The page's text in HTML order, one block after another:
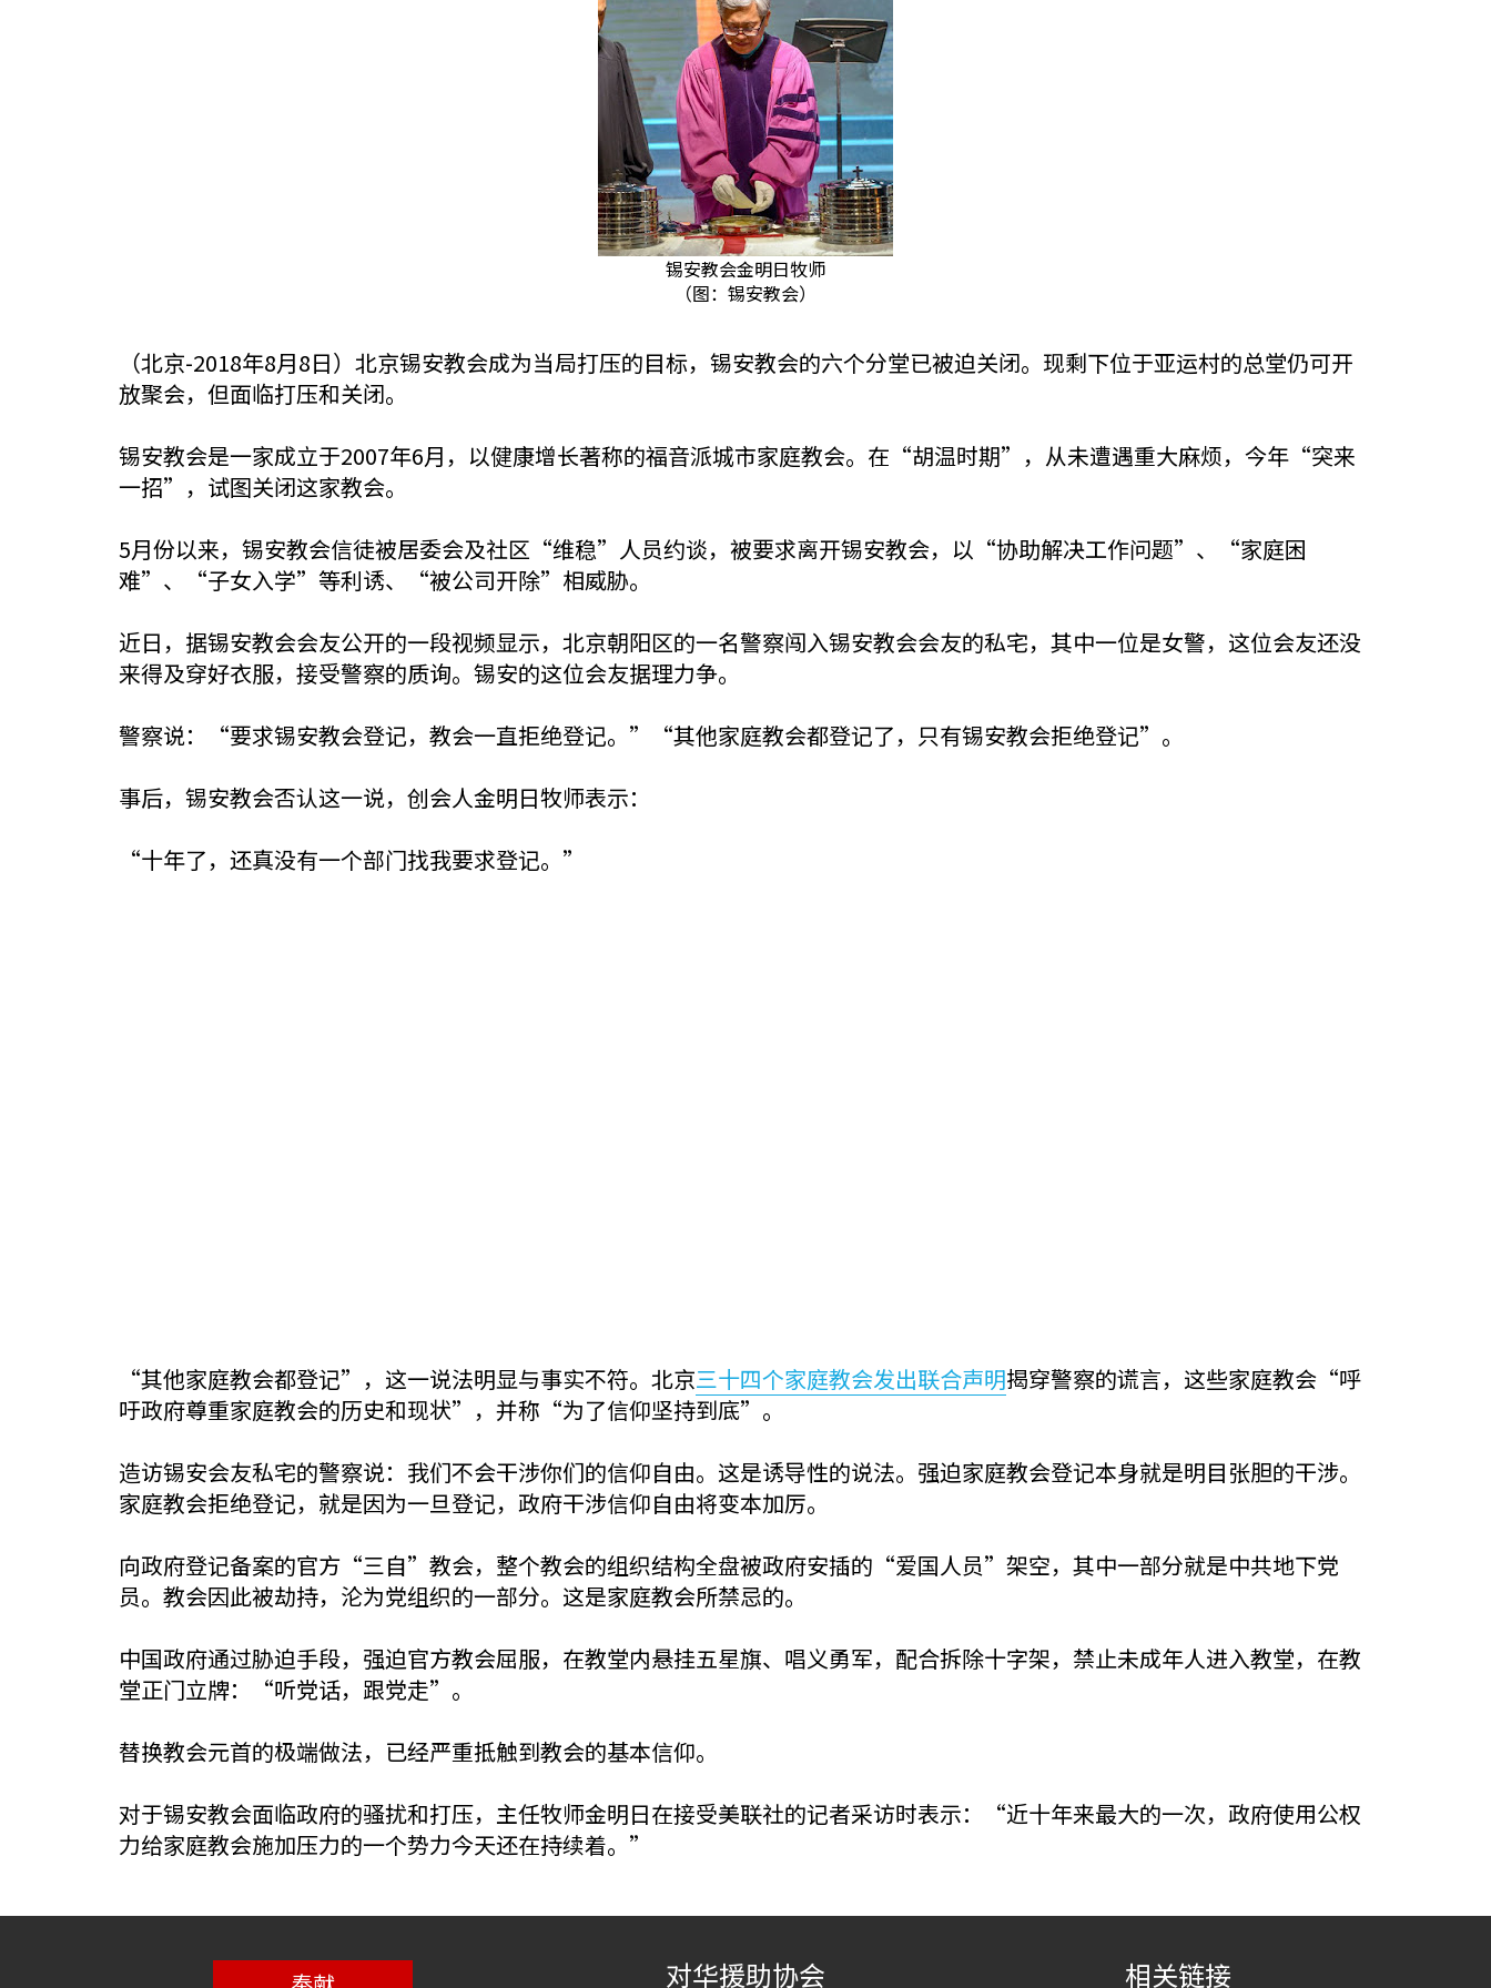
锡安教会金明日牧师
（图：锡安教会）
（北京-2018年8月8日）北京锡安教会成为当局打压的目标，锡安教会的六个分堂已被迫关闭。现剩下位于亚运村的总堂仍可开
放聚会，但面临打压和关闭。
锡安教会是一家成立于2007年6月，以健康增长著称的福音派城市家庭教会。在“胡温时期”，从未遭遇重大麻烦，今年“突来
一招”，试图关闭这家教会。
5月份以来，锡安教会信徒被居委会及社区“维稳”人员约谈，被要求离开锡安教会，以“协助解决工作问题”、“家庭困
难”、“子女入学”等利诱、“被公司开除”相威胁。
近日，据锡安教会会友公开的一段视频显示，北京朝阳区的一名警察闯入锡安教会会友的私宅，其中一位是女警，这位会友还没
来得及穿好衣服，接受警察的质询。锡安的这位会友据理力争。
警察说：“要求锡安教会登记，教会一直拒绝登记。”“其他家庭教会都登记了，只有锡安教会拒绝登记”。
事后，锡安教会否认这一说，创会人金明日牧师表示：
“十年了，还真没有一个部门找我要求登记。”
“其他家庭教会都登记”，这一说法明显与事实不符。北京三十四个家庭教会发出联合声明揭穿警察的谎言，这些家庭教会“呼
吁政府尊重家庭教会的历史和现状”，并称“为了信仰坚持到底”。
造访锡安会友私宅的警察说：我们不会干涉你们的信仰自由。这是诱导性的说法。强迫家庭教会登记本身就是明目张胆的干涉。
家庭教会拒绝登记，就是因为一旦登记，政府干涉信仰自由将变本加厉。
向政府登记备案的官方“三自”教会，整个教会的组织结构全盘被政府安插的“爱国人员”架空，其中一部分就是中共地下党
员。教会因此被劫持，沦为党组织的一部分。这是家庭教会所禁忌的。
中国政府通过胁迫手段，强迫官方教会屈服，在教堂内悬挂五星旗、唱义勇军，配合拆除十字架，禁止未成年人进入教堂，在教
堂正门立牌：“听党话，跟党走”。
替换教会元首的极端做法，已经严重抵触到教会的基本信仰。
对于锡安教会面临政府的骚扰和打压，主任牧师金明日在接受美联社的记者采访时表示：“近十年来最大的一次，政府使用公权
力给家庭教会施加压力的一个势力今天还在持续着。”
对华援助协会 相关链接